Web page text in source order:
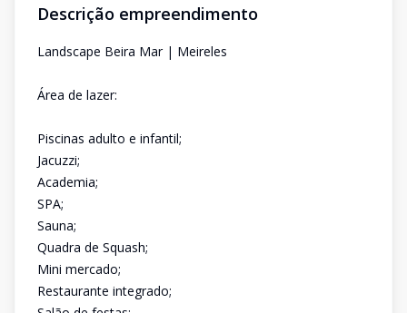
Descrição empreendimento
Landscape Beira Mar | Meireles
Área de lazer:
Piscinas adulto e infantil;
Jacuzzi;
Academia;
SPA;
Sauna;
Quadra de Squash;
Mini mercado;
Restaurante integrado;